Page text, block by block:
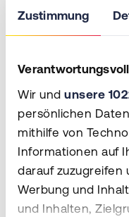
Zustimmung
Wir und unsere
persönlichen
mithilfe von
Informationen auf
darauf zuzugreifen
Werbung und
und Inhalten,
+49 271